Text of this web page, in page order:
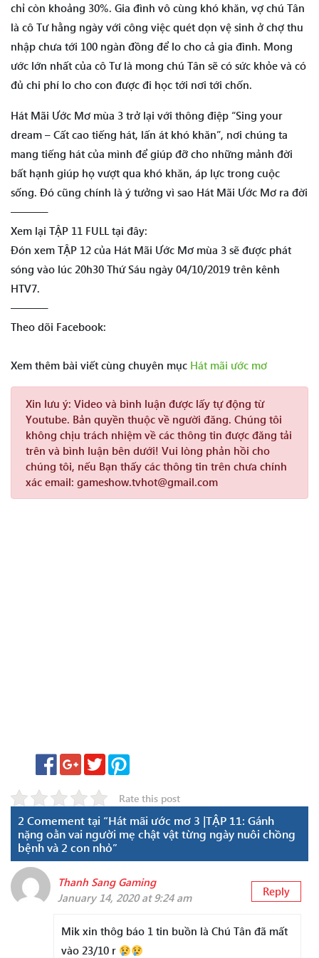
chỉ còn khoảng 30%. Gia đình vô cùng khó khăn, vợ chú Tân
là cô Tư hằng ngày với công việc quét dọn vệ sinh ở chợ thu
nhập chưa tới 100 ngàn đồng để lo cho cả gia đình. Mong
ước lớn nhất của cô Tư là mong chú Tân sẽ có sức khỏe và có
đủ chi phí lo cho con được đi học tới nơi tới chốn.
Hát Mãi Ước Mơ mùa 3 trở lại với thông điệp “Sing your
dream – Cất cao tiếng hát, lấn át khó khăn”, nơi chúng ta
mang tiếng hát của mình để giúp đỡ cho những mảnh đời
bất hạnh giúp họ vượt qua khó khăn, áp lực trong cuộc
sống. Đó cũng chính là ý tưởng vì sao Hát Mãi Ước Mơ ra đời
———–
Xem lại TẬP 11 FULL tại đây:
Đón xem TẬP 12 của Hát Mãi Ước Mơ mùa 3 sẽ được phát
sóng vào lúc 20h30 Thứ Sáu ngày 04/10/2019 trên kênh
HTV7.
———–
Theo dõi Facebook:
Xem thêm bài viết cùng chuyên mục Hát mãi ước mơ
Xin lưu ý: Video và bình luận được lấy tự động từ
Youtube. Bản quyền thuộc về người đăng. Chúng tôi
không chịu trách nhiệm về các thông tin được đăng tải
trên và bình luận bên dưới! Vui lòng phản hồi cho
chúng tôi, nếu Bạn thấy các thông tin trên chưa chính
xác email: gameshow.tvhot@gmail.com
Rate this post
2 Comement tại “Hát mãi ước mơ 3 |TẬP 11: Gánh
nặng oằn vai người mẹ chật vật từng ngày nuôi chồng
bệnh và 2 con nhỏ”
Thanh Sang Gaming
January 14, 2020 at 9:24 am
Reply
Mik xin thôg báo 1 tin buồn là Chú Tân đã mất
vào 23/10 r